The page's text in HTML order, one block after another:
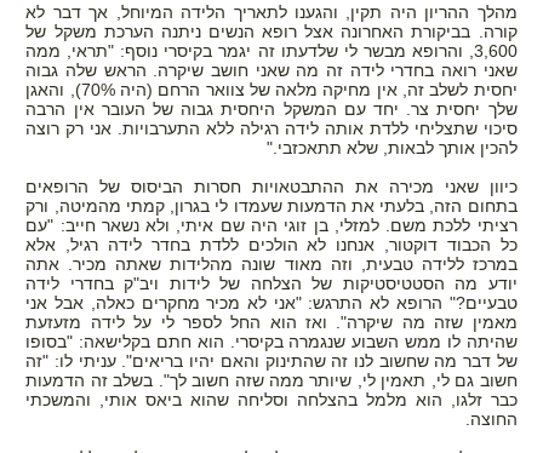
מהלך ההריון היה תקין, והגענו לתאריך הלידה המיוחל, אך דבר לא
קורה. בביקורת האחרונה אצל רופא הנשים ניתנה הערכת משקל של
3,600, והרופא מבשר לי שלדעתו זה יגמר בקיסרי נוסף: "תראי, ממה
שאני רואה בחדרי לידה זה מה שאני חושב שיקרה. הראש שלה גבוה
יחסית לשלב זה, אין מחיקה מלאה של צוואר הרחם (היה 70%), והאגן
שלך יחסית צר. יחד עם המשקל היחסית גבוה של העובר אין הרבה
סיכוי שתצליחי ללדת אותה לידה רגילה ללא התערבויות. אני רק רוצה
להכין אותך לבאות, שלא תתאכזבי."
כיוון שאני מכירה את ההתבטאויות חסרות הביסוס של הרופאים
בתחום הזה, בלעתי את הדמעות שעמדו לי בגרון, קמתי מהמיטה, ורק
רציתי ללכת משם. למזלי, בן זוגי היה שם איתי, ולא נשאר חייב: "עם
כל הכבוד דוקטור, אנחנו לא הולכים ללדת בחדר לידה רגיל, אלא
במרכז ללידה טבעית, וזה מאוד שונה מהלידות שאתה מכיר. אתה
יודע מה הסטטיסטיקות של הצלחה של לידות ויב"ק בחדרי לידה
טבעיים?" הרופא לא התרגש: "אני לא מכיר מחקרים כאלה, אבל אני
מאמין שזה מה שיקרה". ואז הוא החל לספר לי על לידה מזעזעת
שהיתה לו ממש השבוע שנגמרה בקיסרי. הוא חתם בקלישאה: "בסופו
של דבר מה שחשוב לנו זה שהתינוק והאם יהיו בריאים". עניתי לו: "זה
חשוב גם לי, תאמין לי, שיותר ממה שזה חשוב לך". בשלב זה הדמעות
כבר זלגו, הוא מלמל בהצלחה וסליחה שהוא ביאס אותי, והמשכתי
החוצה.